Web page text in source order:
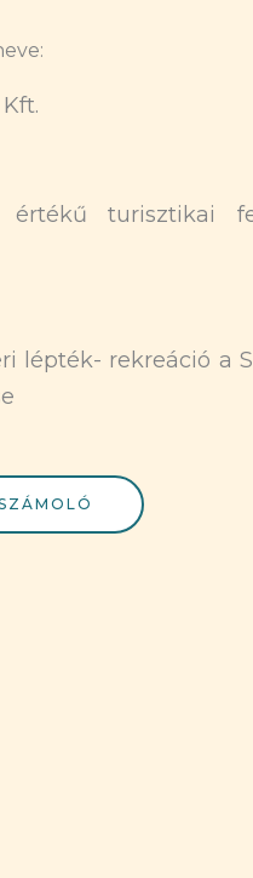
turisztikai
lépték- rekreáció a